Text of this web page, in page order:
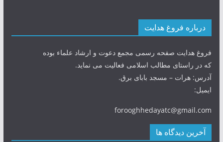
درباره فروغ هدایت
فروغ هدایت صفحه رسمی مجمع دعوت و ارشاد علماء بوده
که در راستای مطالب اسلامی فعالیت می نماید.
آدرس: هرات – مسجد بابای برق.
ایمیل:
forooghhedayatc@gmail.com
آخرین دیدگاه ها